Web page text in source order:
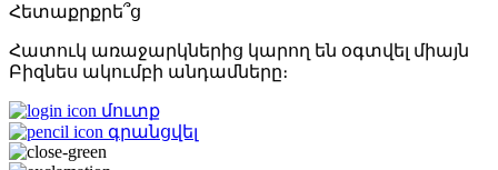
Հետաքրքրե՞ց
Հատուկ առաջարկներից կարող են օգտվել միայն
Բիզնես ակումբի անդամները։
մուտք
գրանցվել